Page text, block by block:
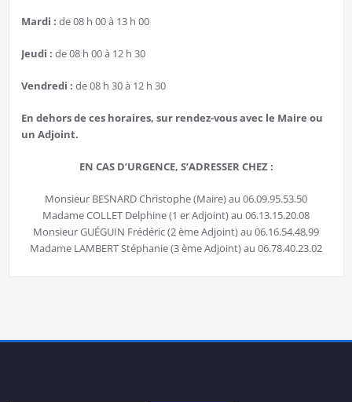
Mardi : de 08 h 00 à 13 h 00
Jeudi : de 08 h 00 à 12 h 30
Vendredi : de 08 h 30 à 12 h 30
En dehors de ces horaires, sur rendez-vous avec le Maire ou
un Adjoint.
EN CAS D’URGENCE, S’ADRESSER CHEZ :
Monsieur BESNARD Christophe (Maire) au 06.09.95.53.50
Madame COLLET Delphine (1 er Adjoint) au 06.13.15.20.08
Monsieur GUÉGUIN Frédéric (2 ème Adjoint) au 06.16.54.48.99
Madame LAMBERT Stéphanie (3 ème Adjoint) au 06.78.40.23.02